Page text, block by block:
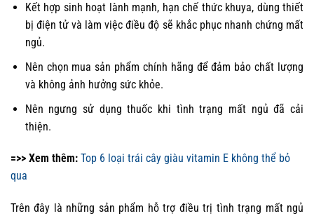
Kết hợp sinh hoạt lành mạnh, hạn chế thức khuya, dùng thiết
bị điện tử và làm việc điều độ sẽ khắc phục nhanh chứng mất
ngủ.
Nên chọn mua sản phẩm chính hãng để đảm bảo chất lượng
và không ảnh hưởng sức khỏe.
Nên ngưng sử dụng thuốc khi tình trạng mất ngủ đã cải
thiện.
=>> Xem thêm: Top 6 loại trái cây giàu vitamin E không thể bỏ
qua
Trên đây là những sản phẩm hỗ trợ điều trị tình trạng mất ngủ